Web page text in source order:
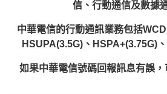
信、行動通信及數據
中華電信的行動通訊業務包括
HSUPA(3.5G)、HSPA+(3.75G)
如果中華電信號碼回報訊息有誤，